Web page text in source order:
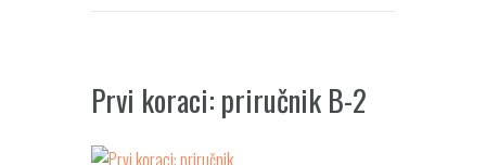
Prvi koraci: priručnik B-2